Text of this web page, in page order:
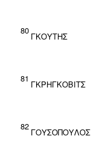
80
ΓΚΟΥΤΗΣ
81
ΓΚΡΗΓΚΟΒΙΤΣ
82
ΓΟΥΣΟΠΟΥΛΟΣ